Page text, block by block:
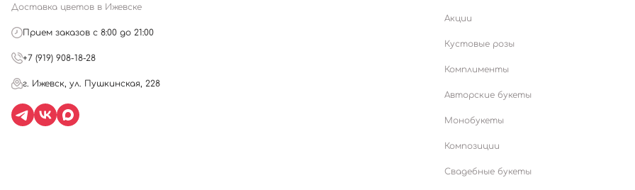
Доставка цветов в Ижевске
Прием заказов с 8:00 до 21:00
+7 (919) 908-18-28
г. Ижевск, ул. Пушкинская, 228
Акции
Кустовые розы
Комплименты
Авторские букеты
Монобукеты
Композиции
Свадебные букеты